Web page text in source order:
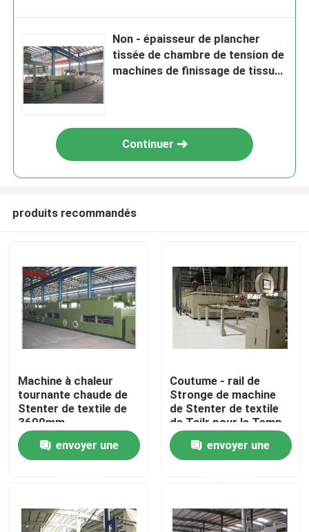
Maison
Au sujet de nous
Non - épaisseur de plancher
tissée de chambre de tension de
machines de finissage de tissu
Continuer
produits recommandés
Machine à chaleur
tournante chaude de
Stenter de textile de
3600mm
envoyer une
Coutume - rail de
Stronge de machine
de Stenter de textile
de Tailr pour le Temp
lourd de bout droit
même envoyer une